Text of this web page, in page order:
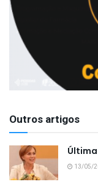
Outros artigos
13/05/